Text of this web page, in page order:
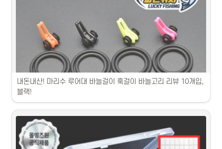
1. 갈치채비 상품 추천 TOP5: 싱싱한 갈치로 만든 맛있는 갈치채비입니
다.2. 갈치채비 상품 추천 TOP5: 풍부한 영양가와 깊은 맛을 자랑하는 갈
치채비입니다.3. 갈치채비 상품 추천 TOP5: 정성 가득한 손맛으로 만든
갈치채비입니다.4. 갈치채비 상품 추천 TOP5: 신선한 갈치로 직접 만든
갈치채비입니다.5. 갈치채비 상품 추천 TOP5: 다양한 조리법으로 즐길
수 있는 갈치채비입니다.
내돈내산! 마리수 루어대 바늘걸이 훅걸이 바늘고리 리뷰 10개입,
블랙!